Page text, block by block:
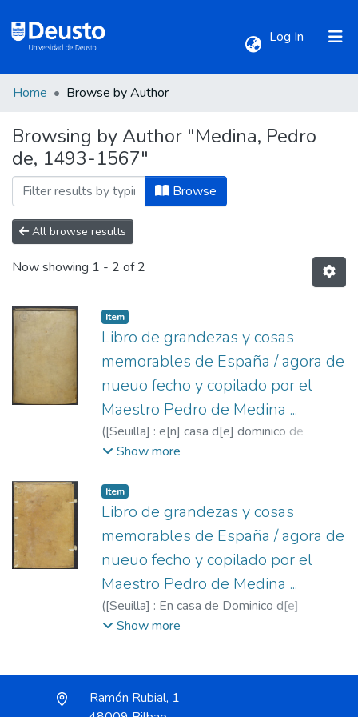
Log In (current)
All of DSpace
Home Browse by Author
Browsing by Author "Medina, Pedro
de, 1493-1567"
Browse
All browse results
Now showing 1 - 2 of 2
Item
Libro de grandezas y cosas
memorables de España / agora de
nueuo fecho y copilado por el
Maestro Pedro de Medina ...
([Seuilla] : e[n] casa d[e] dominico de
Robertis ...,1549
1549
Show more
Item
Libro de grandezas y cosas
memorables de España / agora de
nueuo fecho y copilado por el
Maestro Pedro de Medina ...
([Seuilla] : En casa de Dominico d[e]
Robertis ...,1548
Show more
Ramón Rubial, 1